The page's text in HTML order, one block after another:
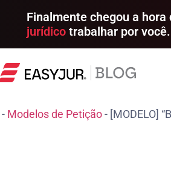
Finalmente chegou a
jurídico trabalhar por você.
- Modelos de Petição- [MODELO]